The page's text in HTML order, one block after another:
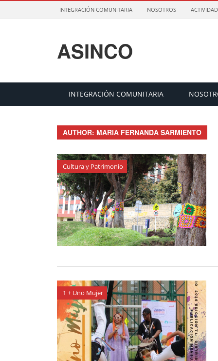
INTEGRACIÓN COMUNITARIA NOSOTROS
ASINCO
INTEGRACIÓN COMUNITARIA
AUTHOR: MARIA FERNANDA SARMIENTO
Cultura y Patrimonio
1 + Uno Mujer